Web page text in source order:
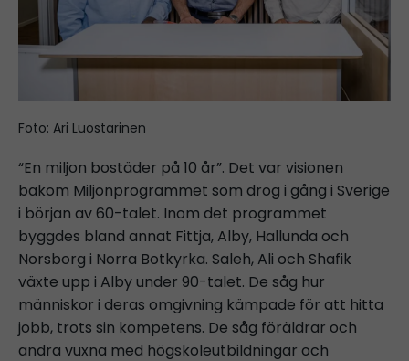
Foto: Ari Luostarinen
“En miljon bostäder på 10 år”. Det var visionen
bakom Miljonprogrammet som drog i gång i Sverige
i början av 60-talet. Inom det programmet
byggdes bland annat Fittja, Alby, Hallunda och
Norsborg i Norra Botkyrka. Saleh, Ali och Shafik
växte upp i Alby under 90-talet. De såg hur
människor i deras omgivning kämpade för att hitta
jobb, trots sin kompetens. De såg föräldrar och
andra vuxna med högskoleutbildningar och